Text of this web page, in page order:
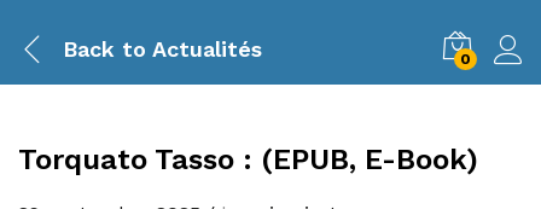
Back to Actualités 0
Torquato Tasso : (EPUB, E-Book)